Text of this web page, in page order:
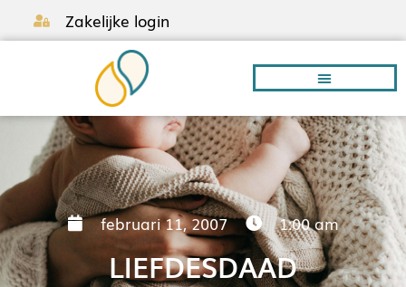
Zakelijke login
februari 11, 2007 1:00 am
LIEFDESDAAD